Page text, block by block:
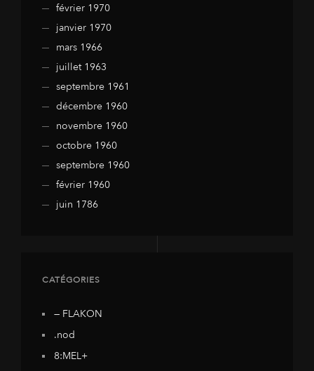
février 1970
janvier 1970
mars 1966
juillet 1963
septembre 1961
décembre 1960
novembre 1960
octobre 1960
septembre 1960
février 1960
juin 1786
CATÉGORIES
— FLAKON
.nod
8:MEL+